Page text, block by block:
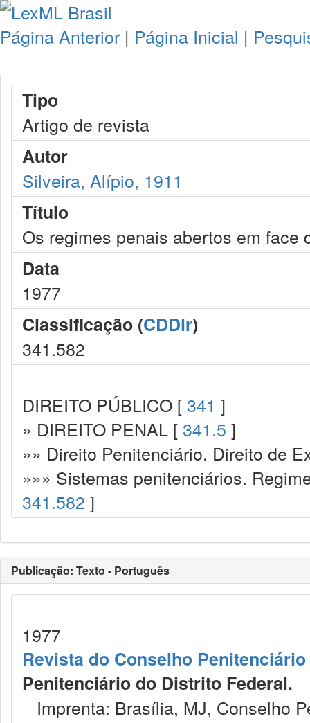
Página Anterior | Página Inicial |
Tipo
Artigo de revista
Autor
Silveira, Alípio, 1911
Título
Os regimes penais abertos em face
Data
1977
Classificação (CDDir)
341.582
DIREITO PÚBLICO [ 341 ]
» DIREITO PENAL [ 341.5 ]
»» Direito Penitenciário. Direito de
»»» Sistemas penitenciários.
341.582 ]
Publicação: Texto - Português
1977
Revista do Conselho
Penitenciário do Distrito Federal.
Imprenta: Brasília, MJ, Conselho